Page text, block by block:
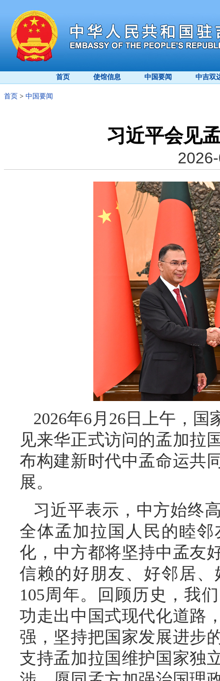
首页 使馆信息 中国要闻 中吉双
首页 > 中国要闻
习近平会见
2026年6月26日上午，
见来华正式访问的孟加拉
布构建新时代中孟命运共
展。
习近平表示，中方始终
全体孟加拉国人民的睦
化，中方都将坚持中孟友
信赖的好朋友、好邻居
105周年。回顾历史，我
功走出中国式现代化道路
强，坚持把国家发展进步
支持孟加拉国维护国家独